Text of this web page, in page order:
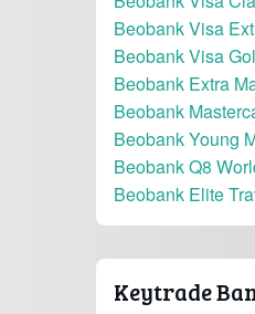
Beobank Visa
Beobank Visa
Beobank Extra
Beobank
Beobank Young
Beobank Q8
Beobank Elite
Keytrade